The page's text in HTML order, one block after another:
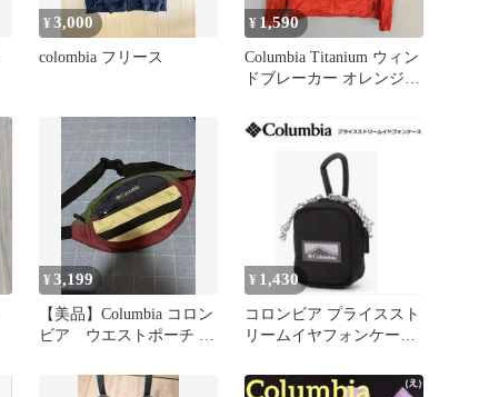
¥3,000
colombia フリース
¥ 1,590
Columbia Titanium ウィン
ドブレーカー オレンジ
¥3,199
【美品】Columbia コロン
ビア ウエストポーチ バ
¥ 1,430
コロンビア プライススト
リームイヤフォンケース